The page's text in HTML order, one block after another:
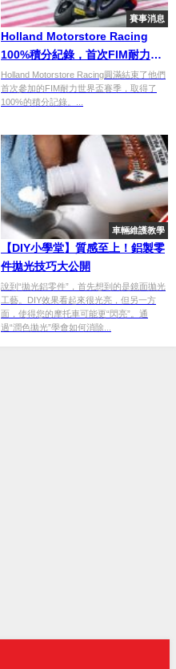
賽事消息
Holland Motorstore Racing
100%積分紀錄，首次FIM耐力世
界盃賽季成功收官
Holland Motorstore Racing圓滿結束了他們
首次參加的FIM耐力世界盃賽季，取得了
100%的積分記錄。...
車輛維護教學
【DIY小學堂】質感至上！鋁製零
件拋光技巧大公開
說到“拋光鋁零件”，首先想到的是鏡面拋光
工藝。DIY效果看起來很光亮，但另一方
面，使得您的摩托車可能更“閃亮”。通
過“潤色拋光”學會如何消除...